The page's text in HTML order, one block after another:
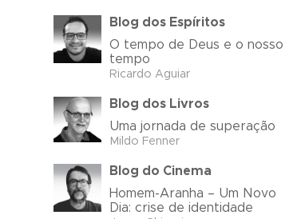
Blog dos Espíritos
O tempo de Deus e o nosso
tempo
Ricardo Aguiar
Blog dos Livros
Uma jornada de superação
Mildo Fenner
Blog do Cinema
Homem-Aranha – Um Novo
Dia: crise de identidade